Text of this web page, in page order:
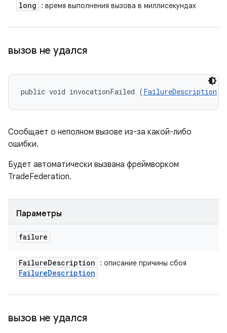
long : время выполнения вызова в миллисекундах
вызов не удался
public void invocationFailed (FailureDescription
Сообщает о неполном вызове из-за какой-либо
ошибки.
Будет автоматически вызвана фреймворком
TradeFederation.
Параметры
failure
FailureDescription : описание причины сбоя
FailureDescription
вызов не удался